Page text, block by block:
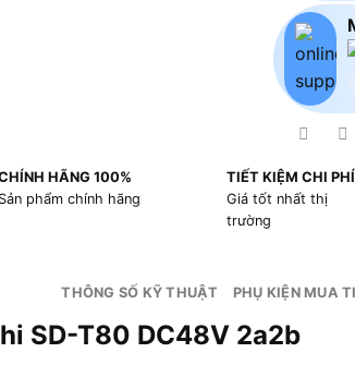
HÃNG 100%
Sản phẩm chính hãng
TIẾT KIỆM CHI PHÍ
Giá tốt nhất thị
trường
THÔNG SỐ KỸ THUẬT PHỤ KIỆN MUA
SD-T80 DC48V 2a2b